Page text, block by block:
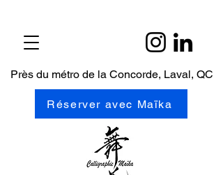
Près du métro de la Concorde, Laval, QC
Réserver avec Maïka